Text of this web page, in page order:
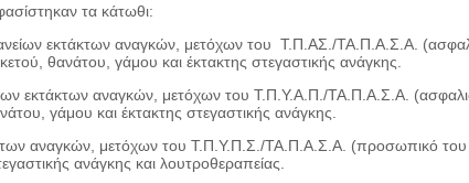
τα κάτωθι:
εκτάκτων αναγκών, μετόχων του Τ.Π.ΑΣ./ΤΑ.Π.Α.Σ.Α.
θανάτου, γάμου και έκτακτης στεγαστικής ανάγκης.
εκτάκτων αναγκών, μετόχων του Τ.Π.Υ.Α.Π./ΤΑ.Π.Α.Σ.Α.
γάμου και έκτακτης στεγαστικής ανάγκης.
αναγκών, μετόχων του Τ.Π.Υ.Π.Σ./ΤΑ.Π.Α.Σ.Α. (προσωπικό
ανάγκης και λουτροθεραπείας.